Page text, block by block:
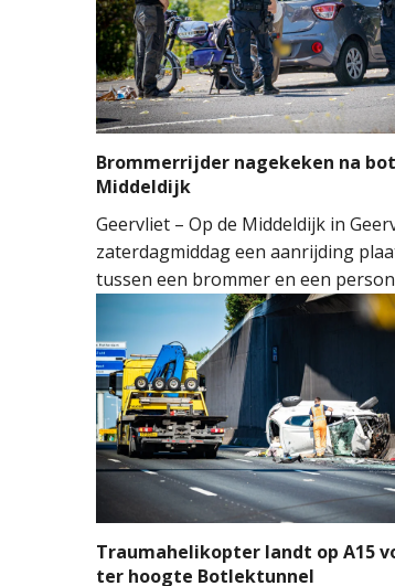
Brommerrijder nagekeken na
Middeldijk
Geervliet – Op de Middeldijk in
zaterdagmiddag een aanrijding
tussen een brommer en een
Door nog onbekende oorzaak reed
bestuurder van de brommer
De klap was dusdanig hard dat de
de auto sprong.
Traumahelikopter landt op A15
ter hoogte Botlektunnel